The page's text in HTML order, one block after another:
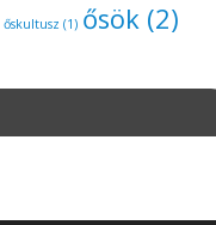
őskultusz (1) ősök(2)